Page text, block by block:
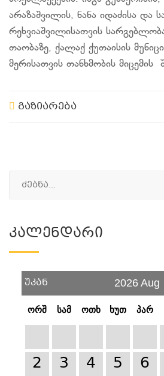
არაზაშვილის, ნანა იდაძისა და
რეხვიაშვილისათვის
თაობაზე, ქალაქ ქუთაისის
მერისათვის თანხმობის მიცემის
გაზიარება
Კალენდარი
უკან 2026 Aug
ორშ სამ ოთხ ხუთ პარ
2
3 4 5 6